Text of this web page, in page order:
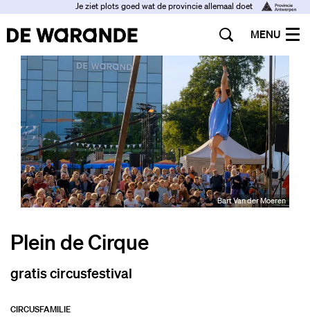
Je ziet plots goed wat de provincie allemaal doet
MENU
Bart Van der Moeren
Plein de Cirque
gratis circusfestival
CIRCUSFAMILIE